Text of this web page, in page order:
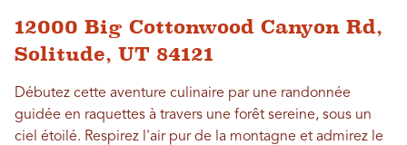
12000 Big Cottonwood Canyon Rd,
Solitude, UT 84121
Débutez cette aventure culinaire par une randonnée
guidée en raquettes à travers une forêt sereine, sous un
ciel étoilé. Respirez l'air pur de la montagne et admirez le